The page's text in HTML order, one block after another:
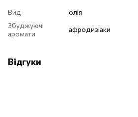
Вид
олія
Збуджуючі
аромати
афродизіаки
Відгуки